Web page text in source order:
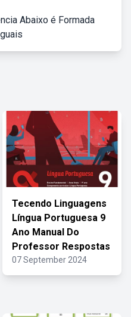
Abaixo é Formada
Tecendo Linguagens
Língua Portuguesa 9
Ano Manual Do
Professor Respostas
07 September 2024